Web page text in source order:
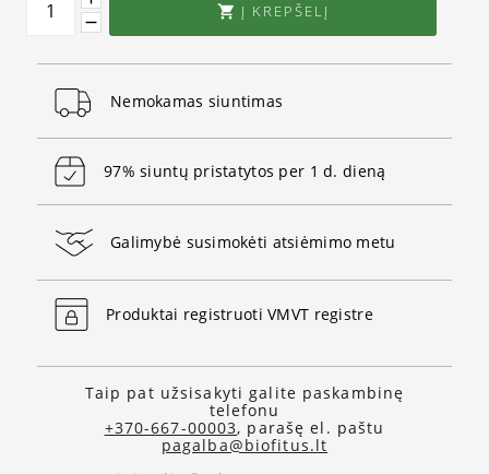
 Į KREPŠELĮ
Nemokamas siuntimas
97% siuntų pristatytos per 1 d. dieną
Galimybė susimokėti atsiėmimo metu
Produktai registruoti VMVT registre
Taip pat užsisakyti galite paskambinę
telefonu
+370-667-00003, parašę el. paštu
pagalba@biofitus.lt